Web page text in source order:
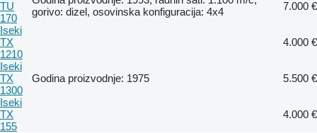
TU
170
gorivo: dizel, osovinska konfiguracija: 4x4
7.000 €
Iseki
TX
1210
4.000 €
Iseki
TX
1300
Godina proizvodnje: 1975
5.500 €
Iseki
TX
155
4.000 €